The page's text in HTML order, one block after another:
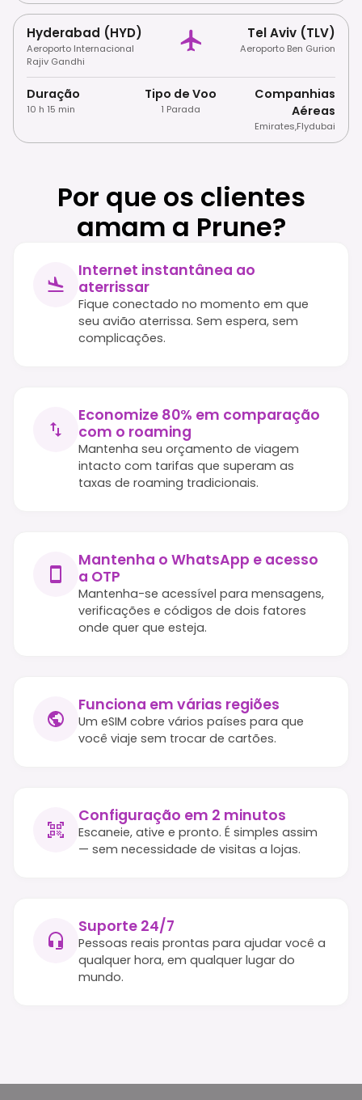
Hyderabad (HYD)
Aeroporto Internacional
Rajiv Gandhi
Tel Aviv (TLV)
Aeroporto Ben Gurion
Duração
10 h 15 min
Tipo de Voo
1 Parada
Companhias
Aéreas
Emirates,Flydubai
Por que os clientes
amam a Prune?
Internet instantânea ao
aterrissar
Fique conectado no momento em que
seu avião aterrissa. Sem espera, sem
complicações.
Economize 80% em comparação
com o roaming
Mantenha seu orçamento de viagem
intacto com tarifas que superam as
taxas de roaming tradicionais.
Mantenha o WhatsApp e acesso
a OTP
Mantenha-se acessível para mensagens,
verificações e códigos de dois fatores
onde quer que esteja.
Funciona em várias regiões
Um eSIM cobre vários países para que
você viaje sem trocar de cartões.
Configuração em 2 minutos
Escaneie, ative e pronto. É simples assim
— sem necessidade de visitas a lojas.
Suporte 24/7
Pessoas reais prontas para ajudar você a
qualquer hora, em qualquer lugar do
mundo.